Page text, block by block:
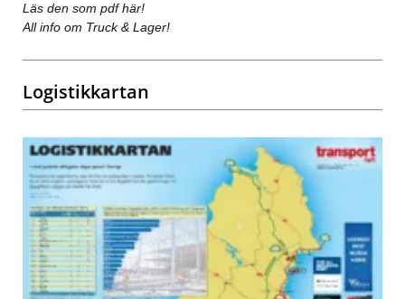
Läs den som pdf här!
All info om Truck & Lager!
Logistikkartan